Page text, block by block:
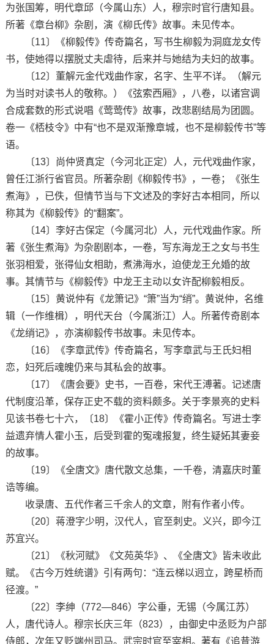
为张国筹，明代章邱（今属山东）人，穆宗时官行唐知县。
所著《章台柳》杂剧，演《柳氏传》故事。未见传本。
〔11〕《柳毅传》传奇篇名，写书生柳毅为洞庭龙女传
书，使她得以摆脱丈夫虐待，后来并与她结为夫妇的故事。
〔12〕董解元金代戏曲作家，名字、生平不详。（解元
为当时对读书人的敬称。）《弦索西厢》，八卷，以诸宫调
合成套数的形式说唱《莺莺传》故事，改悲剧结局为团圆。
卷一《桮枝令》中有“也不是双渐豫章城，也不是柳毅传书”等
语。
〔13〕尚仲贤真定（今河北正定）人，元代戏曲作家，
曾任江浙行省官员。所著杂剧《柳毅传书》，一卷；《张生
煮海》，已佚，但情节当与下文述及的李好古本相同，所以
称其为《柳毅传》的“翻案”。
〔14〕李好古保定（今属河北）人，元代戏曲作家。所
著《张生煮海》为杂剧剧本，一卷，写东海龙王之女与书生
张羽相爱，张得仙女相助，煮沸海水，迫使龙王允婚的故
事。其情节与《柳毅传》中龙王主动以女许配柳毅相反。
〔15〕黄说仲有《龙箫记》“箫”当为“绡”。黄说仲，名维
辑（一作维楫），明代天台（今属浙江）人。所著传奇剧本
《龙绡记》，亦演柳毅传书故事。未见传本。
〔16〕《李章武传》传奇篇名，写李章武与王氏妇相
恋，妇死后魂魄仍来与其私会的故事。
〔17〕《唐会要》史书，一百卷，宋代王溥著。记述唐
代制度沿革，保存正史不载的资料颇多。关于李景亮的史料
见该书卷七十六，〔18〕《霍小正传》传奇篇名。写进士李
益遗弃情人霍小玉，后受到霍的冤魂报复，终生疑妬其妻妾
的故事。
〔19〕《全唐文》唐代散文总集，一千卷，清嘉庆时董
诰等编。
收录唐、五代作者三千余人的文章，附有作者小传。
〔20〕蒋澄字少明，汉代人，官至刺史。义兴，即今江
苏宜兴。
〔21〕《秋河赋》《文苑英华》、《全唐文》皆未收此
赋。《古今万姓统谱》引有两句：“连云梯以迥立，跨星桥而
径渡。”
〔22〕李绅（772—846）字公垂，无锡（今属江苏）
人，唐代诗人。穆宗长庆三年（823），由御史中丞贬为户部
侍郎，次年又贬端州司马。武宗时官至宰相。著有《追昔游